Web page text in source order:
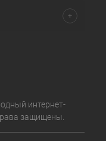
интернет-
защищены.